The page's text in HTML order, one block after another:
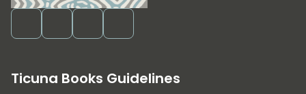
Ticuna Books Guidelines